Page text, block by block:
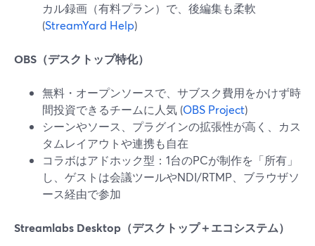
カル録画（有料プラン）で、後編集も柔軟
(StreamYard Help)
OBS（デスクトップ特化）
無料・オープンソースで、サブスク費用をかけず時
間投資できるチームに人気 (OBS Project)
シーンやソース、プラグインの拡張性が高く、カス
タムレイアウトや連携も自在
コラボはアドホック型：1台のPCが制作を「所有」
し、ゲストは会議ツールやNDI/RTMP、ブラウザソ
ース経由で参加
Streamlabs Desktop（デスクトップ＋エコシステム）